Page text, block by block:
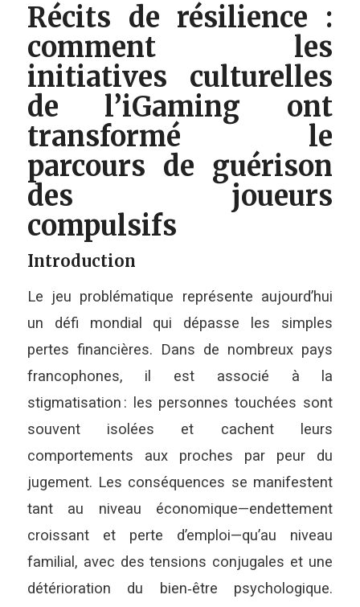
Récits de résilience :
comment les
initiatives culturelles
de l’iGaming ont
transformé le
parcours de guérison
des joueurs
compulsifs
Introduction
Le jeu problématique représente aujourd’hui
un défi mondial qui dépasse les simples
pertes financières. Dans de nombreux pays
francophones, il est associé à la
stigmatisation : les personnes touchées sont
souvent isolées et cachent leurs
comportements aux proches par peur du
jugement. Les conséquences se manifestent
tant au niveau économique—endettement
croissant et perte d’emploi—qu’au niveau
familial, avec des tensions conjugales et une
détérioration du bien‑être psychologique.